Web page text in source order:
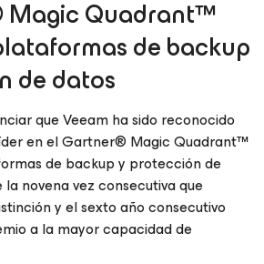
Magic Quadrant™
de backup
de datos
que Veeam ha sido reconocido
en el Gartner® Magic Quadrant™
de backup y protección de
novena vez consecutiva que
y el sexto año consecutivo
a la mayor capacidad de